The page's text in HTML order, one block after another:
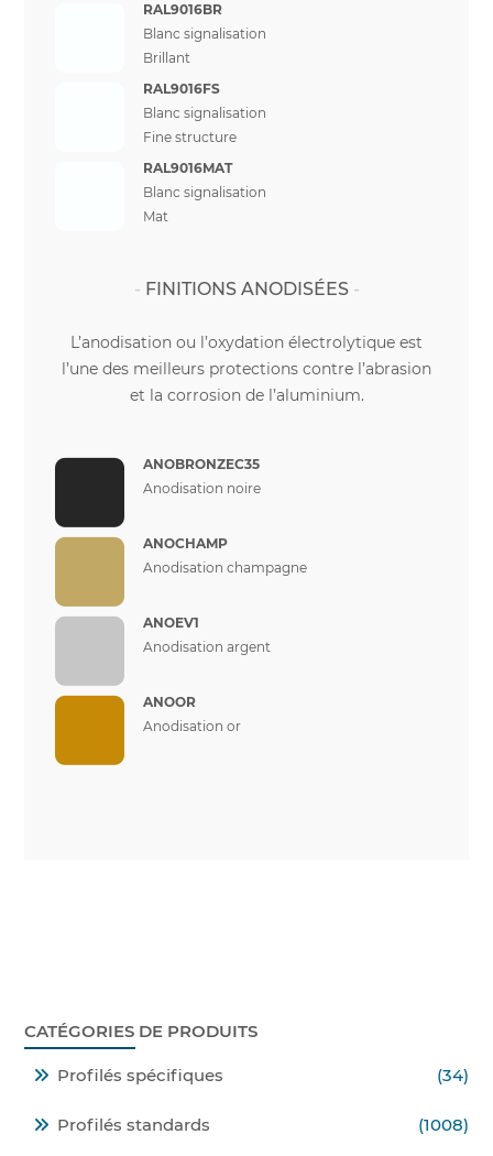
RAL9016BR
Blanc signalisation
Brillant
RAL9016FS
Blanc signalisation
Fine structure
RAL9016MAT
Blanc signalisation
Mat
FINITIONS ANODISÉES
L’anodisation ou l’oxydation électrolytique est
l’une des meilleurs protections contre l’abrasion
et la corrosion de l’aluminium.
ANOBRONZEC35
Anodisation noire
ANOCHAMP
Anodisation champagne
ANOEV1
Anodisation argent
ANOOR
Anodisation or
CATÉGORIES DE PRODUITS
Profilés spécifiques (34)
Profilés standards (1008)